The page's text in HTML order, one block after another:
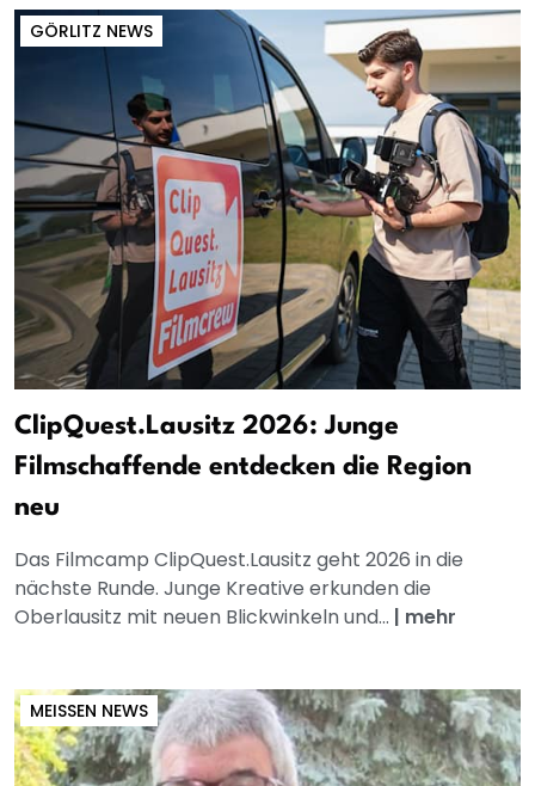
GÖRLITZ NEWS
ClipQuest.Lausitz 2026: Junge
Filmschaffende entdecken die Region
neu
Das Filmcamp ClipQuest.Lausitz geht 2026 in die
nächste Runde. Junge Kreative erkunden die
Oberlausitz mit neuen Blickwinkeln und... | mehr
MEISSEN NEWS